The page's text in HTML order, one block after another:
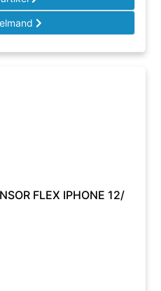
FLEX IPHONE 12/